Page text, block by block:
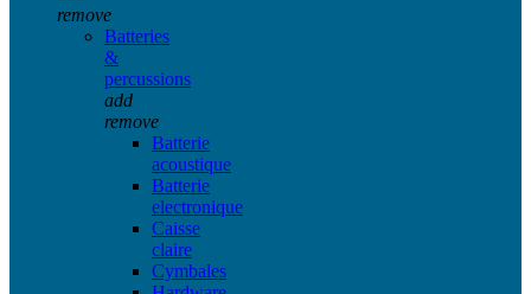
remove
Batteries
&
percussions
add
remove
Batterie
acoustique
Batterie
electronique
Caisse
claire
Cymbales